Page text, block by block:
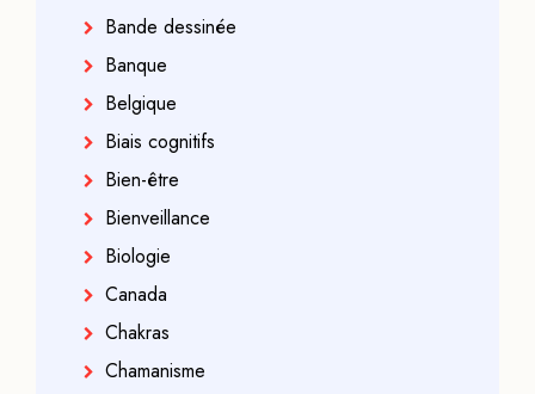
Bande dessinée
Banque
Belgique
Biais cognitifs
Bien-être
Bienveillance
Biologie
Canada
Chakras
Chamanisme